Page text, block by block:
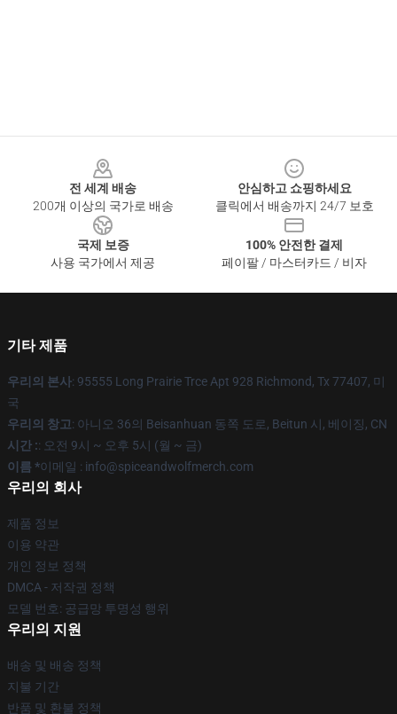
전 세계 배송
200개 이상의 국가로 배송
안심하고 쇼핑하세요
클릭에서 배송까지 24/7 보호
국제 보증
사용 국가에서 제공
100% 안전한 결제
페이팔 / 마스터카드 / 비자
기타 제품
우리의 본사: 95555 Long Prairie Trce Apt 928 Richmond, Tx 77407, 미
국
우리의 창고: 아니오 36의 Beisanhuan 동쪽 도로, Beitun 시, 베이징, CN
시간 :: 오전 9시 ~ 오후 5시 (월 ~ 금)
이름 *이메일 : info@spiceandwolfmerch.com
우리의 회사
제품 정보
이용 약관
개인 정보 정책
DMCA - 저작권 정책
모델 번호: 공급망 투명성 행위
우리의 지원
배송 및 배송 정책
지불 기간
반품 및 환불 정책